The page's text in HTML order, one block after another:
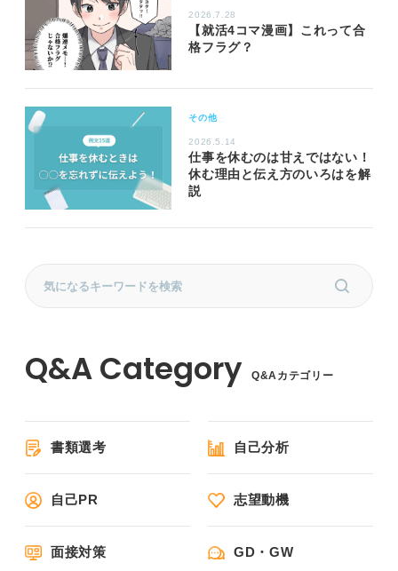
2026.7.28
【就活4コマ漫画】これって合
格フラグ？
その他
2026.5.14
仕事を休むのは甘えではない！
休む理由と伝え方のいろはを解
説
Q&Aカテゴリー
書類選考 自己分析
自己PR 志望動機
面接対策 GD・GW